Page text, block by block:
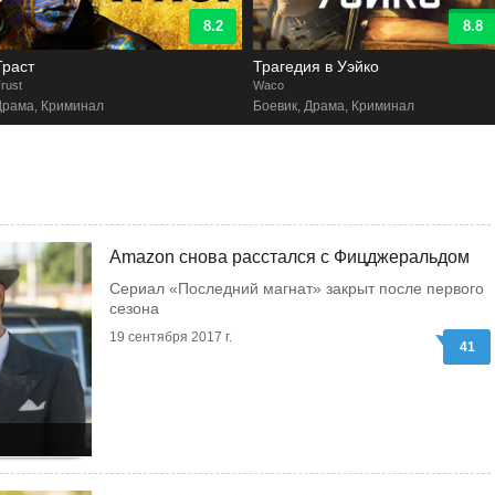
8.8
в Уэйко
Драма, Криминал
7.8
Десять процентов
Dix pour cent
Комедия, Драма
Amazon снова расстался с Фицджеральдом
Сериал «Последний магнат» закрыт после первого
сезона
19 сентября 2017 г.
41